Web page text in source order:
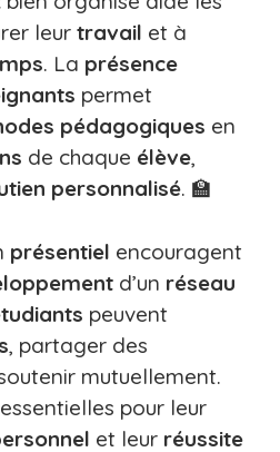
leur travail et à
. La présence
permet
pédagogiques en
de chaque élève,
personnalisé. 🏫
présentiel encouragent
d’un réseau
peuvent
, partager des
mutuellement.
pour leur
et leur réussite